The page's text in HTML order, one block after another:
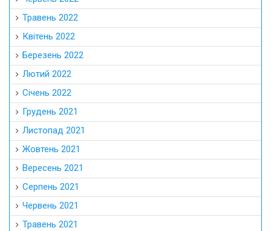
Травень 2022
Квітень 2022
Березень 2022
Лютий 2022
Січень 2022
Грудень 2021
Листопад 2021
Жовтень 2021
Вересень 2021
Серпень 2021
Червень 2021
Травень 2021